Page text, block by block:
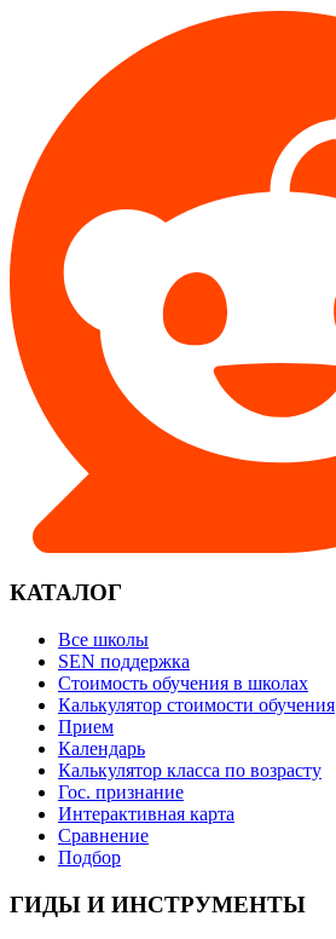
КАТАЛОГ
Все школы
SEN поддержка
Стоимость обучения в школах
Калькулятор стоимости обучения
Прием
Календарь
Калькулятор класса по возрасту
Гос. признание
Интерактивная карта
Сравнение
Подбор
ГИДЫ И ИНСТРУМЕНТЫ